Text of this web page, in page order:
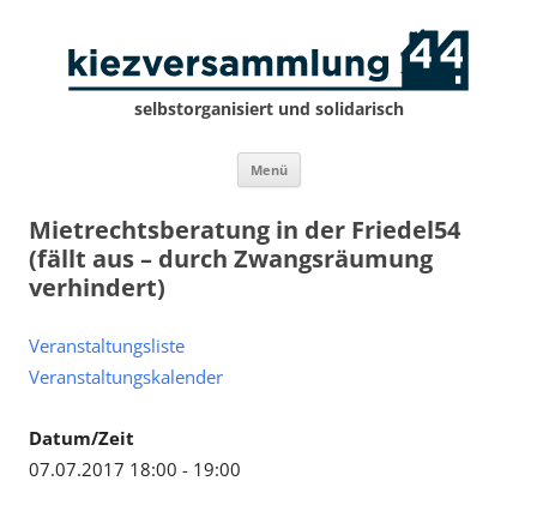
selbstorganisiert und solidarisch
Menü Zum
springen
Mietrechtsberatung in der Friedel54
(fällt aus – durch Zwangsräumung
verhindert)
Veranstaltungsliste
Veranstaltungskalender
Datum/Zeit
07.07.2017 18:00 - 19:00